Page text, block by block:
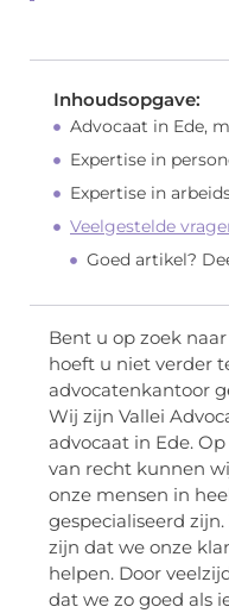
Inhoudsopgave:
Advocaat in Ede,
Expertise in
Expertise in
Veelgestelde
Goed artikel?
Bent u op zoek
hoeft u niet verder
advocatenkantoor
Wij zijn Vallei
advocaat in Ede.
van recht kunnen
onze mensen in
gespecialiseerd
zijn dat we onze
helpen. Door
dat we zo goed als